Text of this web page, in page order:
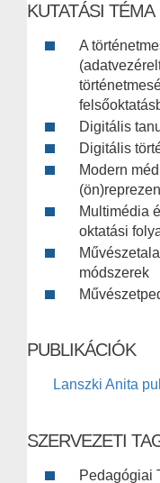
KUTATÁSI TÉMA
A
Digitális
Digitális
Modern
Multimédia
oktatási
módszerek
PUBLIKÁCIÓK
Lanszki Anita
SZERVEZETI
Pedagógiai